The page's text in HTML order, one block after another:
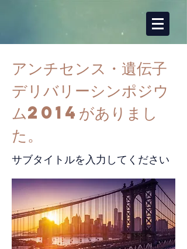
アンチセンス・遺伝子
デリバリーシンポジウ
ム2014がありまし
た。
サブタイトルを入力してください